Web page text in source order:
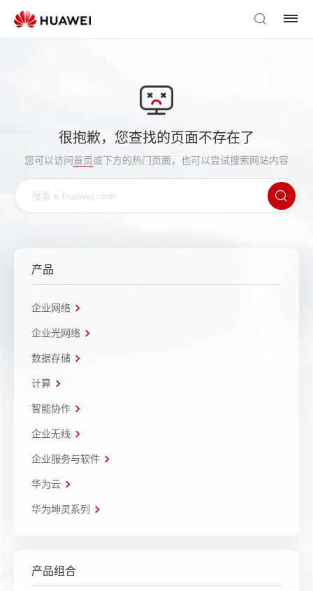
很抱歉，您查找的页面不存在了
您可以访问首页或下方的热门页面，也可以尝试搜索网站内容
产品
企业网络
企业光网络
数据存储
计算
智能协作
企业无线
企业服务与软件
华为云
华为坤灵系列
产品组合